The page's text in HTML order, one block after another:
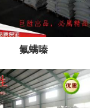
氟螨嗪